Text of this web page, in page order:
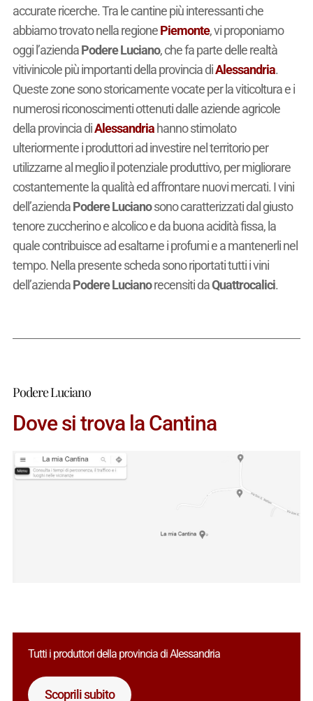
accurate ricerche. Tra le cantine più interessanti che
abbiamo trovato nella regionePiemonte, vi proponiamo
oggi l’aziendaPodere Luciano, che fa parte delle realtà
vitivinicole più importanti della provincia diAlessandria.
Queste zone sono storicamente vocate per la viticoltura e i
numerosi riconoscimenti ottenuti dalle aziende agricole
della provincia diAlessandriahanno stimolato
ulteriormente i produttori ad investire nel territorio per
utilizzarne al meglio il potenziale produttivo, per migliorare
costantemente la qualità ed affrontare nuovi mercati. I vini
dell’aziendaPodere Lucianosono caratterizzati dal giusto
tenore zuccherino e alcolico e da buona acidità fissa, la
quale contribuisce ad esaltarne i profumi e a mantenerli nel
tempo. Nella presente scheda sono riportati tutti i vini
dell’aziendaPodere Lucianorecensiti daQuattrocalici.
Podere Luciano
Dove si trova la Cantina
Tutti i produttori della provincia di Alessandria
Scoprili subito